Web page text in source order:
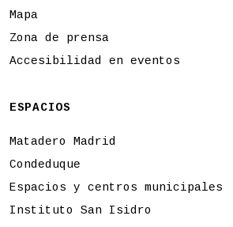
Mapa
Zona de prensa
Accesibilidad en eventos
ESPACIOS
Matadero Madrid
Condeduque
Espacios y centros municipales
Instituto San Isidro